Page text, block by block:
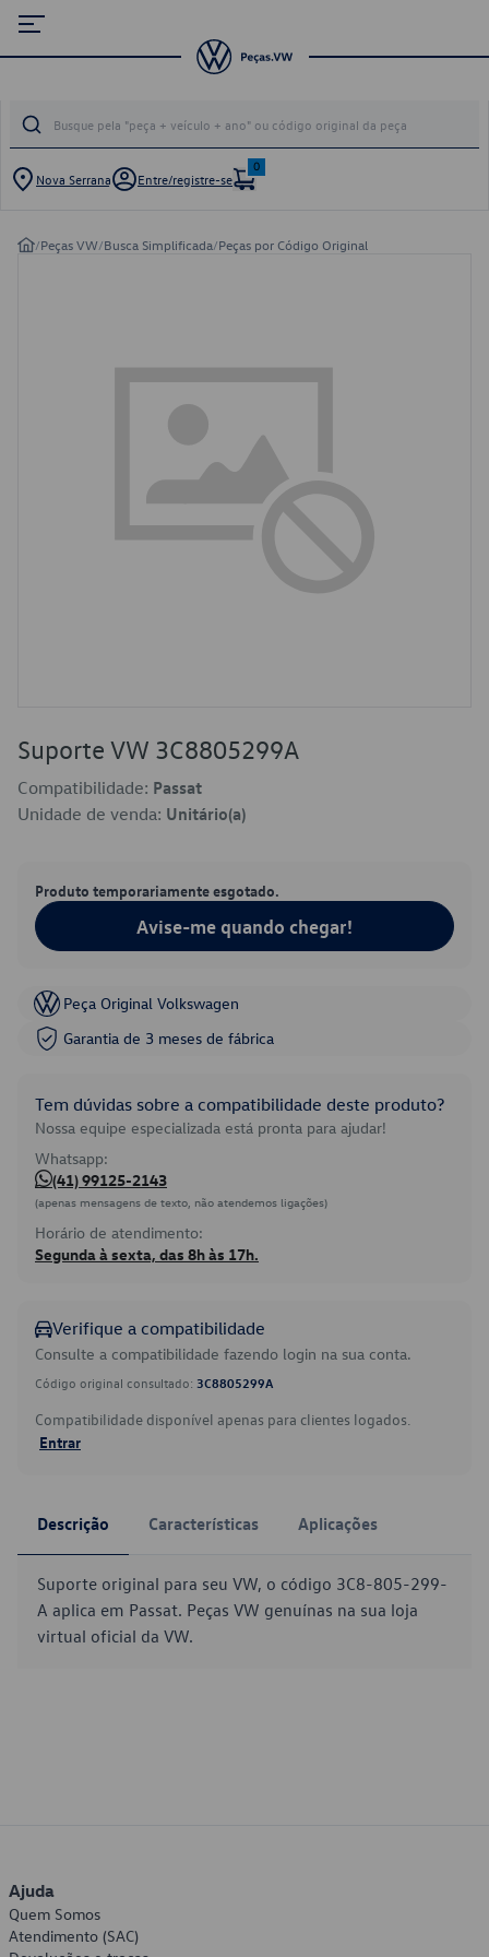
Nova Serrana Entre/registre-se
0
/Peças VW/Busca Simplificada/Peças por Código Original
Suporte VW 3C8805299A
Compatibilidade: Passat
Unidade de venda: Unitário(a)
Produto temporariamente esgotado.
Avise-me quando chegar!
Peça Original Volkswagen
Garantia de 3 meses de fábrica
Tem dúvidas sobre a compatibilidade deste produto?
Nossa equipe especializada está pronta para ajudar!
Whatsapp:
(41) 99125-2143
(apenas mensagens de texto, não atendemos ligações)
Horário de atendimento:
Segunda à sexta, das 8h às 17h.
Verifique a compatibilidade
Consulte a compatibilidade fazendo login na sua conta.
Código original consultado: 3C8805299A
Compatibilidade disponível apenas para clientes logados.
Entrar
Descrição Características Aplicações
Suporte original para seu VW, o código 3C8-805-299-
A aplica em Passat. Peças VW genuínas na sua loja
virtual oficial da VW.
Ajuda
Quem Somos
Atendimento (SAC)